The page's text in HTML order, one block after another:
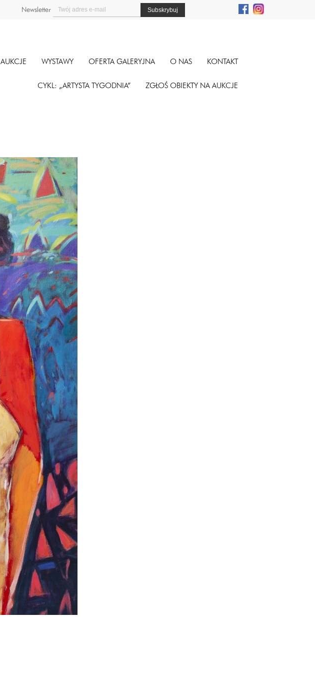
Newsletter
AUKCJE WYSTAWY OFERTA GALERYJNA O NAS KONTAKT
CYKL: „ARTYSTA TYGODNIA” ZGŁOŚ OBIEKTY NA AUKCJE